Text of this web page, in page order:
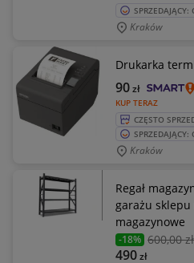
Kraków
Drukarka
KUP TERAZ
90zł
CZĘSTO
Kraków
Regał
garażu sklepu
magazynowe
-18% 600,00 zł
490zł